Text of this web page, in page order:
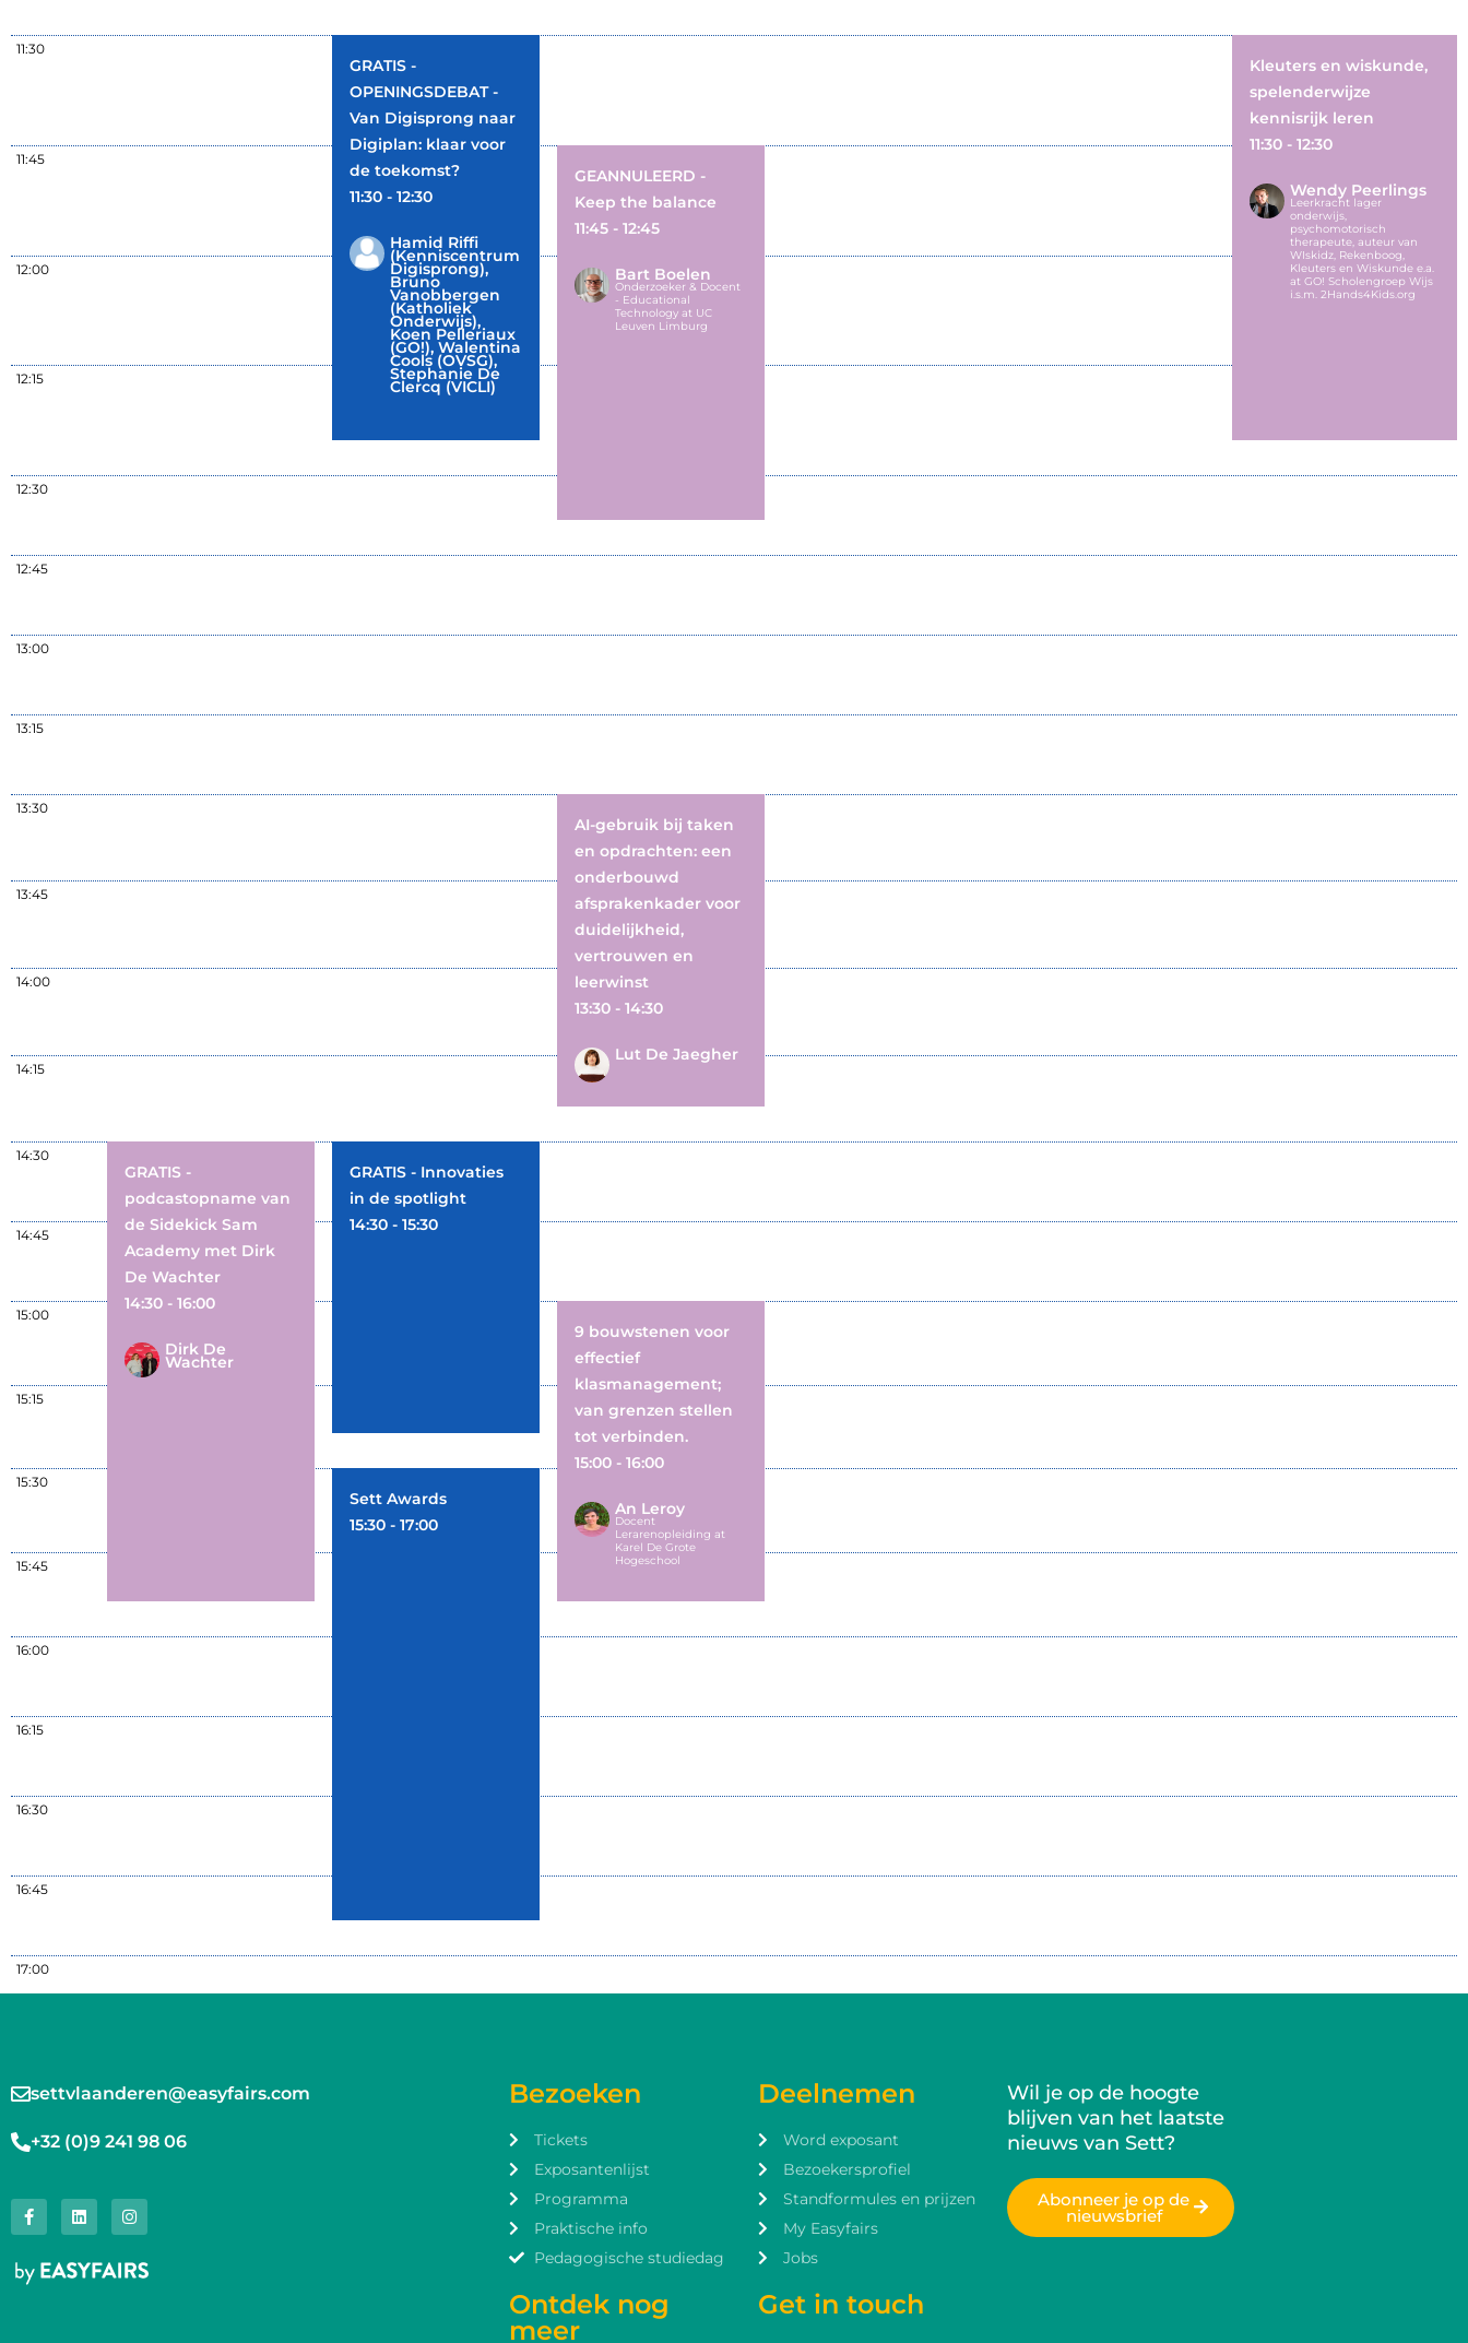
Kleuters en wiskunde,
spelenderwijze
kennisrijk leren
11:30 - 12:30
Wendy Peerlings
Leerkracht lager
onderwijs,
psychomotorisch
therapeute, auteur van
WIskidz, Rekenboog,
Kleuters en Wiskunde e.a.
at GO! Scholengroep Wijs
i.s.m. 2Hands4Kids.org
GRATIS -
OPENINGSDEBAT -
Van Digisprong naar
Digiplan: klaar voor
de toekomst?
11:30 - 12:30
Hamid Riffi
(Kenniscentrum
Digisprong),
Bruno
Vanobbergen
(Katholiek
Onderwijs),
Koen Pelleriaux
(GO!), Walentina
Cools (OVSG),
Stephanie De
Clercq (VICLI)
GEANNULEERD -
Keep the balance
11:45 - 12:45
Bart Boelen
Onderzoeker & Docent
- Educational
Technology at UC
Leuven Limburg
AI-gebruik bij taken
en opdrachten: een
onderbouwd
afsprakenkader voor
duidelijkheid,
vertrouwen en
leerwinst
13:30 - 14:30
Lut De Jaegher
GRATIS -
podcastopname van
de Sidekick Sam
Academy met Dirk
De Wachter
14:30 - 16:00
Dirk De
Wachter
GRATIS - Innovaties
in de spotlight
14:30 - 15:30
9 bouwstenen voor
effectief
klasmanagement;
van grenzen stellen
tot verbinden.
15:00 - 16:00
An Leroy
Docent
Lerarenopleiding at
Karel De Grote
Hogeschool
Sett Awards
15:30 - 17:00
11:30
11:45
12:00
12:15
12:30
12:45
13:00
13:15
13:30
13:45
14:00
14:15
14:30
14:45
15:00
15:15
15:30
15:45
16:00
16:15
16:30
16:45
17:00
settvlaanderen@easyfairs.com
+32 (0)9 241 98 06
Bezoeken
Tickets
Exposantenlijst
Programma
Praktische info
Pedagogische studiedag
Ontdek nog
meer
Deelnemen
Word exposant
Bezoekersprofiel
Standformules en prijzen
My Easyfairs
Jobs
Get in touch
Wil je op de hoogte
blijven van het laatste
nieuws van Sett?
Abonneer je op de
nieuwsbrief